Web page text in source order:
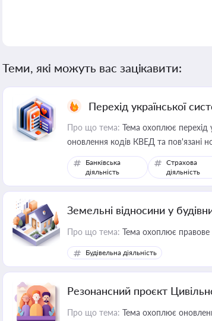
Теми, які можуть вас зацікавити:
Перехід української
Про що тема: Тема охоплює перехід
оновлення кодів КВЕД та пов'язані
Банківська
діяльність
Страхова
діяльність
Земельні відносини у
Про що тема: Тема охоплює правове
Будівельна діяльність
Резонансний проєкт
Про що тема: Тема охоплює